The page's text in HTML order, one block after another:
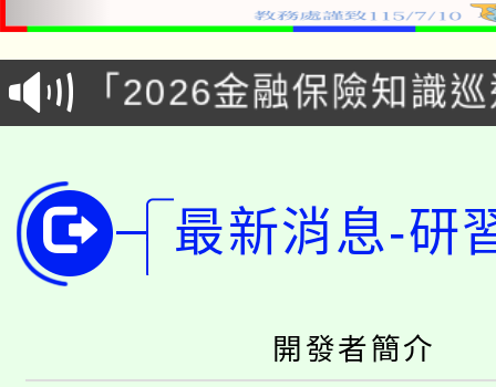
公告本校115學年度第
代理(課)教師甄選結果
「2026金融保險知識
車」活動
桃園市115學年度學生
生本土語及新住民語歌
公告本校115學年度第
代理(課)教師甄選結果(
公告本校115學年度第
《TA101》溝通分析基
轉知苗栗縣政府辦理
最新消息-研
開發者簡介